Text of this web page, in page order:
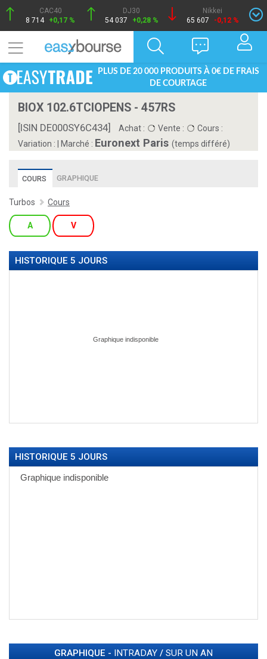
CAC40
8 714 +0,17 %
DJ30
54 037
+0,28 %
Nikkei
65 607
-0,12 %
PLUS DE 20 000 PRODUITS À 0€ DE FRAIS
DE COURTAGE
BIOX 102.6TCIOPENS - 457RS
[ISIN DE000SY6C434] Achat : Vente :
Cours :
Variation :
Marché : Euronext Paris (temps différé)
COURS GRAPHIQUE
Turbos Cours
A V
HISTORIQUE 5 JOURS
HISTORIQUE 5 JOURS
GRAPHIQUE - INTRADAY / SUR UN AN